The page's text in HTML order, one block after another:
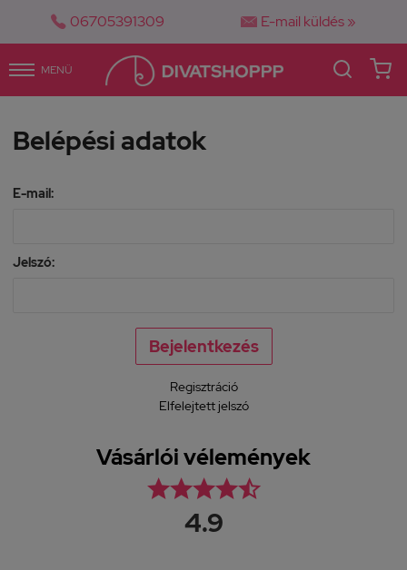
 06705391309  E-mail küldés »
MENÜ
Belépési adatok
E-mail:
Jelszó:
Regisztráció
Elfelejtett jelszó
Vásárlói vélemények

4.9